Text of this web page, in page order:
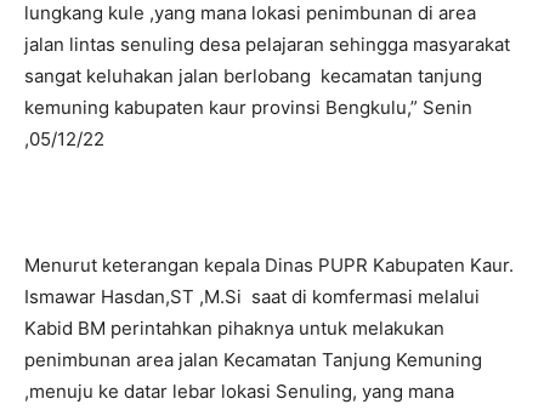
lungkang kule ,yang mana lokasi penimbunan di area
jalan lintas senuling desa pelajaran sehingga masyarakat
sangat keluhakan jalan berlobang kecamatan tanjung
kemuning kabupaten kaur provinsi Bengkulu,” Senin
,05/12/22
Menurut keterangan kepala Dinas PUPR Kabupaten Kaur.
Ismawar Hasdan,ST ,M.Si saat di komfermasi melalui
Kabid BM perintahkan pihaknya untuk melakukan
penimbunan area jalan Kecamatan Tanjung Kemuning
,menuju ke datar lebar lokasi Senuling, yang mana